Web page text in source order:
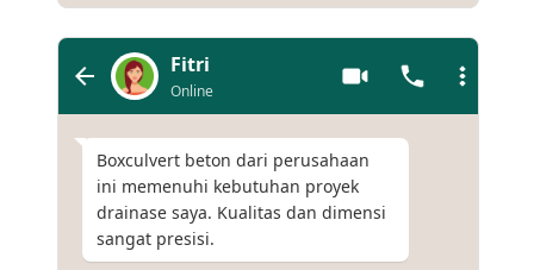
Fitri
Online
Boxculvert beton dari perusahaan
ini memenuhi kebutuhan proyek
drainase saya. Kualitas dan dimensi
sangat presisi.